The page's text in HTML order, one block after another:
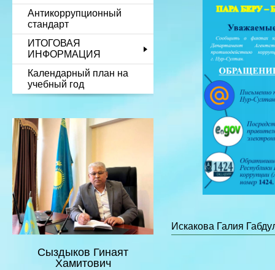
Антикоррупционный
стандарт
ИТОГОВАЯ
ИНФОРМАЦИЯ
Календарный план на
учебный год
Сыздыков Гинаят
Хамитович
Искакова Галия